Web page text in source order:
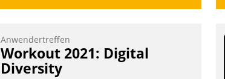
Anwendertreffen
Workout 2021: Digital
Diversity